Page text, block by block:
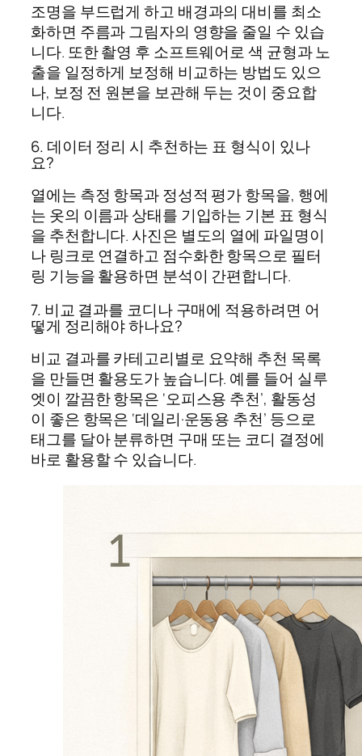
조명을 부드럽게 하고 배경과의 대비를 최소
화하면 주름과 그림자의 영향을 줄일 수 있습
니다. 또한 촬영 후 소프트웨어로 색 균형과 노
출을 일정하게 보정해 비교하는 방법도 있으
나, 보정 전 원본을 보관해 두는 것이 중요합
니다.
6. 데이터 정리 시 추천하는 표 형식이 있나
요?
열에는 측정 항목과 정성적 평가 항목을, 행에
는 옷의 이름과 상태를 기입하는 기본 표 형식
을 추천합니다. 사진은 별도의 열에 파일명이
나 링크로 연결하고 점수화한 항목으로 필터
링 기능을 활용하면 분석이 간편합니다.
7. 비교 결과를 코디나 구매에 적용하려면 어
떻게 정리해야 하나요?
비교 결과를 카테고리별로 요약해 추천 목록
을 만들면 활용도가 높습니다. 예를 들어 실루
엣이 깔끔한 항목은 ‘오피스용 추천’, 활동성
이 좋은 항목은 ‘데일리·운동용 추천’ 등으로
태그를 달아 분류하면 구매 또는 코디 결정에
바로 활용할 수 있습니다.